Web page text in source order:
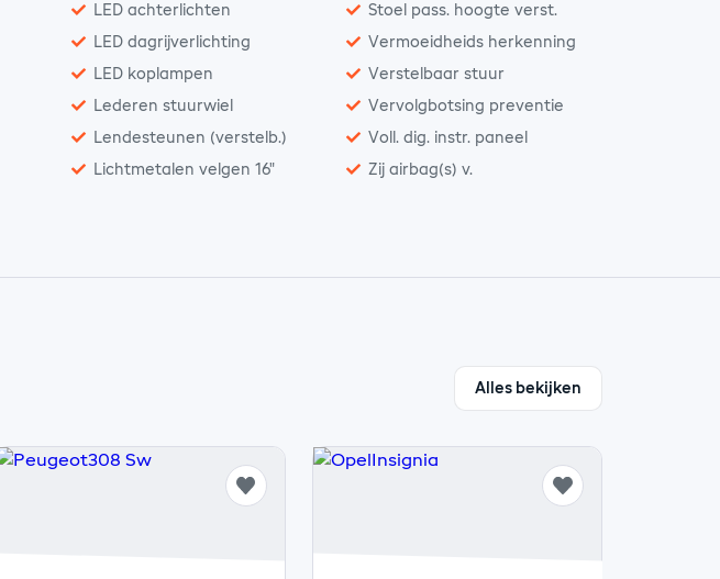
LED achterlichten
LED dagrijverlichting
LED koplampen
Lederen stuurwiel
Lendesteunen (verstelb.)
Lichtmetalen velgen 16"
Stoel pass. hoogte verst.
Vermoeidheids herkenning
Verstelbaar stuur
Vervolgbotsing preventie
Voll. dig. instr. paneel
Zij airbag(s) v.
Alles bekijken